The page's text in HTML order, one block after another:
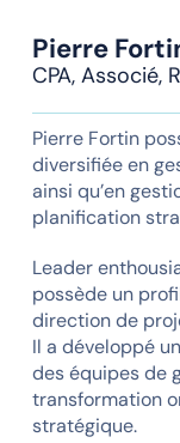
Pierre
CPA, Associé,
Pierre Fortin
diversifiée en
ainsi qu’en
planification
Leader
possède un
direction de
Il a développé
des équipes de
transformation
stratégique.